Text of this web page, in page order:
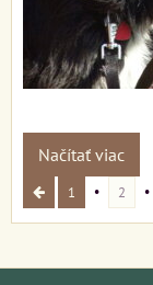
Načítať viac
1 2